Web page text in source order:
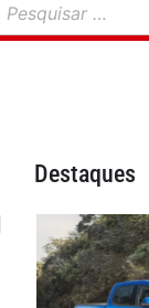
Destaques